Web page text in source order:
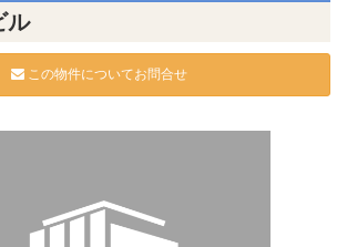
ル
この物件についてお問合せ